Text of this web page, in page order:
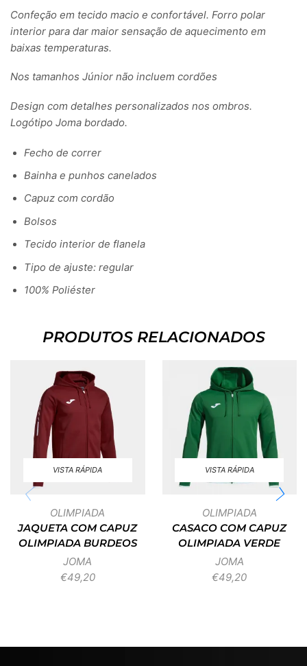
Confeção em tecido macio e confortável. Forro polar
interior para dar maior sensação de aquecimento em
baixas temperaturas.
Nos tamanhos Júnior não incluem cordões
Design com detalhes personalizados nos ombros.
Logótipo Joma bordado.
Fecho de correr
Bainha e punhos canelados
Capuz com cordão
Bolsos
Tecido interior de flanela
Tipo de ajuste: regular
100% Poliéster
PRODUTOS RELACIONADOS
VISTA RÁPIDA
OLIMPIADA
JAQUETA COM CAPUZ
OLIMPIADA BURDEOS
JOMA
€49,20
VISTA RÁPIDA
OLIMPIADA
CASACO COM CAPUZ
OLIMPIADA VERDE
JOMA
€49,20